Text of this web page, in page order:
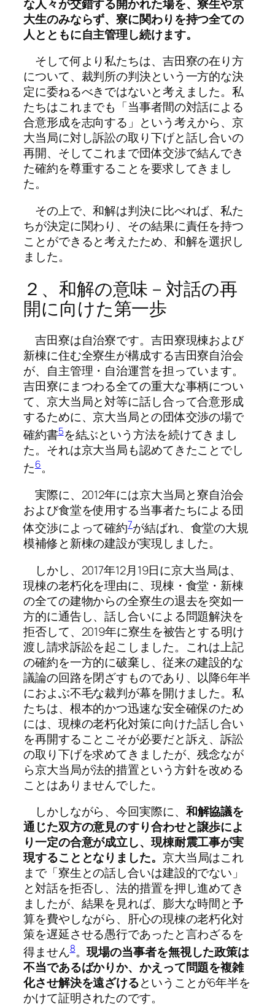
な人々が交錯する開かれた場を、寮生や京
大生のみならず、寮に関わりを持つ全ての
人とともに自主管理し続けます。
そして何より私たちは、吉田寮の在り方
について、裁判所の判決という一方的な決
定に委ねるべきではないと考えました。私
たちはこれまでも「当事者間の対話による
合意形成を志向する」という考えから、京
大当局に対し訴訟の取り下げと話し合いの
再開、そしてこれまで団体交渉で結んでき
た確約を尊重することを要求してきまし
た。
その上で、和解は判決に比べれば、私た
ちが決定に関わり、その結果に責任を持つ
ことができると考えたため、和解を選択し
ました。
２、和解の意味－対話の再
開に向けた第一歩
吉田寮は自治寮です。吉田寮現棟および
新棟に住む全寮生が構成する吉田寮自治会
が、自主管理・自治運営を担っています。
吉田寮にまつわる全ての重大な事柄につい
て、京大当局と対等に話し合って合意形成
するために、京大当局との団体交渉の場で
確約書5を結ぶという方法を続けてきまし
た。それは京大当局も認めてきたことでし
た6。
実際に、2012年には京大当局と寮自治会
および食堂を使用する当事者たちによる団
体交渉によって確約7が結ばれ、食堂の大規
模補修と新棟の建設が実現しました。
しかし、2017年12月19日に京大当局は、
現棟の老朽化を理由に、現棟・食堂・新棟
の全ての建物からの全寮生の退去を突如一
方的に通告し、話し合いによる問題解決を
拒否して、2019年に寮生を被告とする明け
渡し請求訴訟を起こしました。これは上記
の確約を一方的に破棄し、従来の建設的な
議論の回路を閉ざすものであり、以降6年半
におよぶ不毛な裁判が幕を開けました。私
たちは、根本的かつ迅速な安全確保のため
には、現棟の老朽化対策に向けた話し合い
を再開することこそが必要だと訴え、訴訟
の取り下げを求めてきましたが、残念なが
ら京大当局が法的措置という方針を改める
ことはありませんでした。
しかしながら、今回実際に、 和解協議を
通じた双方の意見のすり合わせと譲歩によ
り一定の合意が成立し、現棟耐震工事が実
現することとなりました。 京大当局はこれ
まで「寮生との話し合いは建設的でない」
と対話を拒否し、法的措置を押し進めてき
ましたが、結果を見れば、膨大な時間と予
算を費やしながら、肝心の現棟の老朽化対
策を遅延させる愚行であったと言わざるを
得ません8。現場の当事者を無視した政策は
不当であるばかりか、かえって問題を複雑
化させ解決を遠ざけるということが6年半を
かけて証明されたのです。